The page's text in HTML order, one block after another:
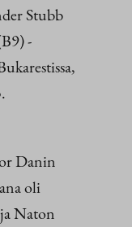
Stubb
-
Danin
oli
Naton